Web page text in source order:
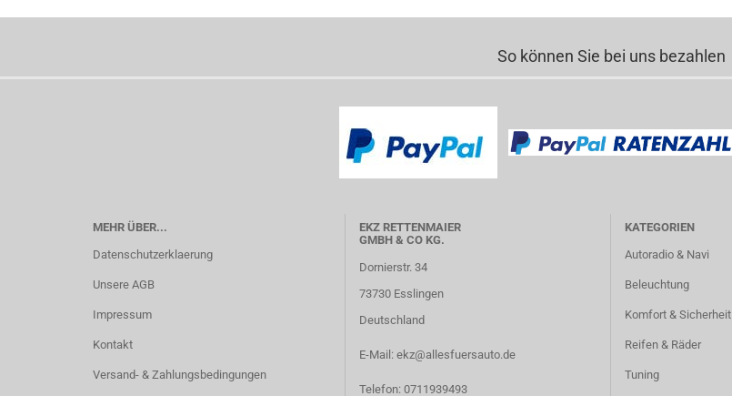
So können Sie bei uns bezahlen
MEHR ÜBER...
Datenschutzerklaerung
Unsere AGB
Impressum
Kontakt
Versand- & Zahlungsbedingungen
EKZ RETTENMAIER
GMBH & CO KG.
Dornierstr. 34
73730 Esslingen
Deutschland
E-Mail: ekz@allesfuersauto.de
Telefon: 0711939493
KATEGORIEN
Autoradio & Navi
Beleuchtung
Komfort & Sicherheit
Reifen & Räder
Tuning